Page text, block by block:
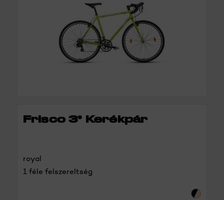
RÉSZLETEK
Frisco 3* Kerékpár
royal
1 féle felszereltség